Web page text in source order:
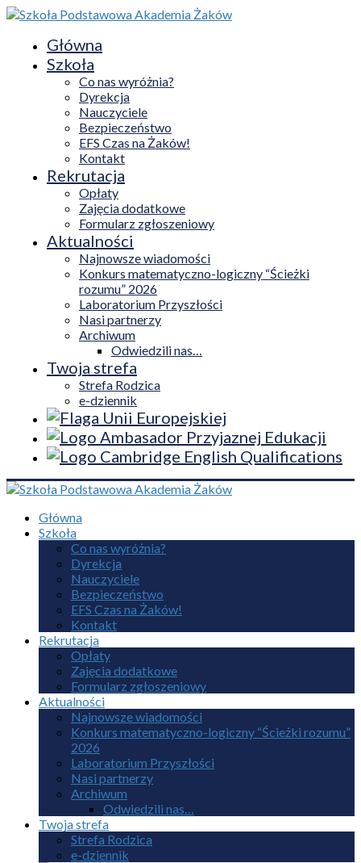
Główna
Szkoła
Co nas wyróżnia?
Dyrekcja
Nauczyciele
Bezpieczeństwo
EFS Czas na Żaków!
Kontakt
Rekrutacja
Opłaty
Zajęcia dodatkowe
Formularz zgłoszeniowy
Aktualności
Najnowsze wiadomości
Konkurs matematyczno-logiczny “Ścieżki
rozumu” 2026
Laboratorium Przyszłości
Nasi partnerzy
Archiwum
Odwiedzili nas…
Twoja strefa
Strefa Rodzica
e-dziennik
Główna
Szkoła
Co nas wyróżnia?
Dyrekcja
Nauczyciele
Bezpieczeństwo
EFS Czas na Żaków!
Kontakt
Rekrutacja
Opłaty
Zajęcia dodatkowe
Formularz zgłoszeniowy
Aktualności
Najnowsze wiadomości
Konkurs matematyczno-logiczny “Ścieżki rozumu”
2026
Laboratorium Przyszłości
Nasi partnerzy
Archiwum
Odwiedzili nas…
Twoja strefa
Strefa Rodzica
e-dziennik